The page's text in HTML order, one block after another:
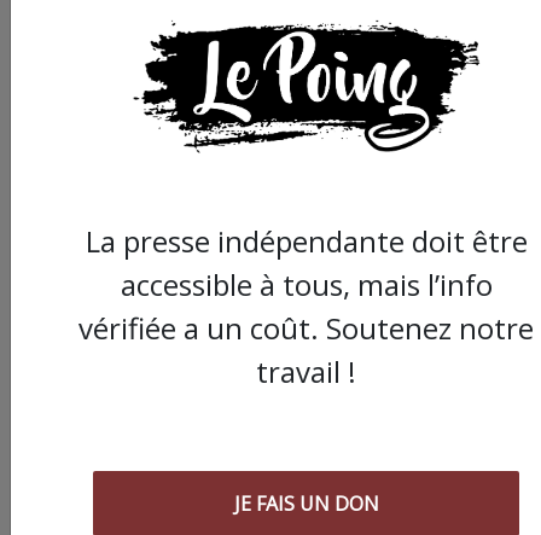
Voir tous les numéros papier
La presse indépendante doit être
accessible à tous, mais l’info
vérifiée a un coût. Soutenez notre
travail !
JE FAIS UN DON